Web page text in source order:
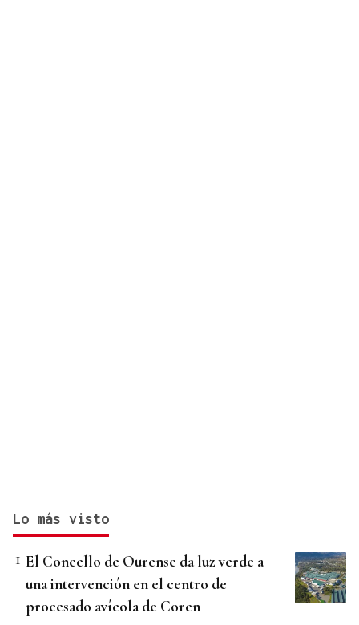
Lo más visto
El Concello de Ourense da luz verde a
una intervención en el centro de
procesado avícola de Coren